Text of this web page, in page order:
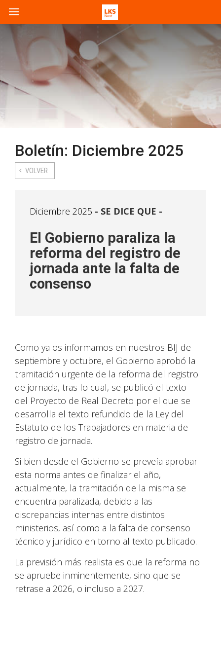
Boletín: Diciembre 2025
VOLVER
Diciembre 2025 SE DICE QUE -
El Gobierno paraliza la
reforma del registro de
jornada ante la falta de
consenso
Como ya os informamos en nuestros BIJ de
septiembre y octubre, el Gobierno aprobó la
tramitación urgente de la reforma del registro
de jornada, tras lo cual, se publicó el texto
del Proyecto de Real Decreto por el que se
desarrolla el texto refundido de la Ley del
Estatuto de los Trabajadores en materia de
registro de jornada.
Si bien desde el Gobierno se preveía aprobar
esta norma antes de finalizar el año,
actualmente, la tramitación de la misma se
encuentra paralizada, debido a las
discrepancias internas entre distintos
ministerios, así como a la falta de consenso
técnico y jurídico en torno al texto publicado.
La previsión más realista es que la reforma no
se apruebe inminentemente, sino que se
retrase a 2026, o incluso a 2027.